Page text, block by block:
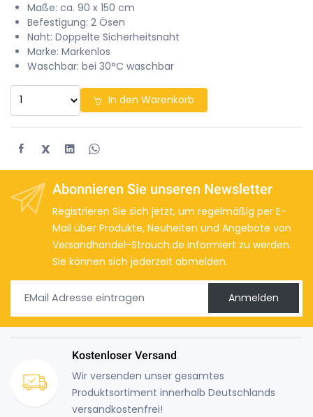
Maße: ca. 90 x 150 cm
Befestigung: 2 Ösen
Naht: Doppelte Sicherheitsnaht
Marke: Markenlos
Waschbar: bei 30°C waschbar
In den Warenkorb
X
Abonnieren Sie unseren Newsletter
Registrieren Sie sich jetzt, um regelmäßig per E-
Mail über Produkte, Neuheiten und Angebote von
Versandhandel-Strauch.de informiert zu werden.
Sie können sich jederzeit abmelden.
Anmelden
Kostenloser Versand
Wir versenden unser gesamtes
Produktsortiment innerhalb Deutschlands
versandkostenfrei!